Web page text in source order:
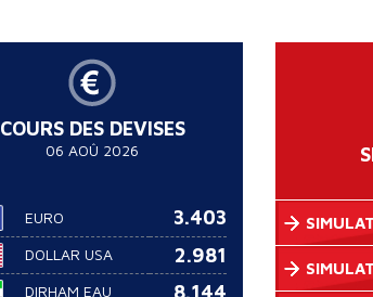
COURS DES DEVISES
06 AOÛ 2026
EURO 3.403
DOLLAR USA 2.981
DIRHAM EAU 8.144